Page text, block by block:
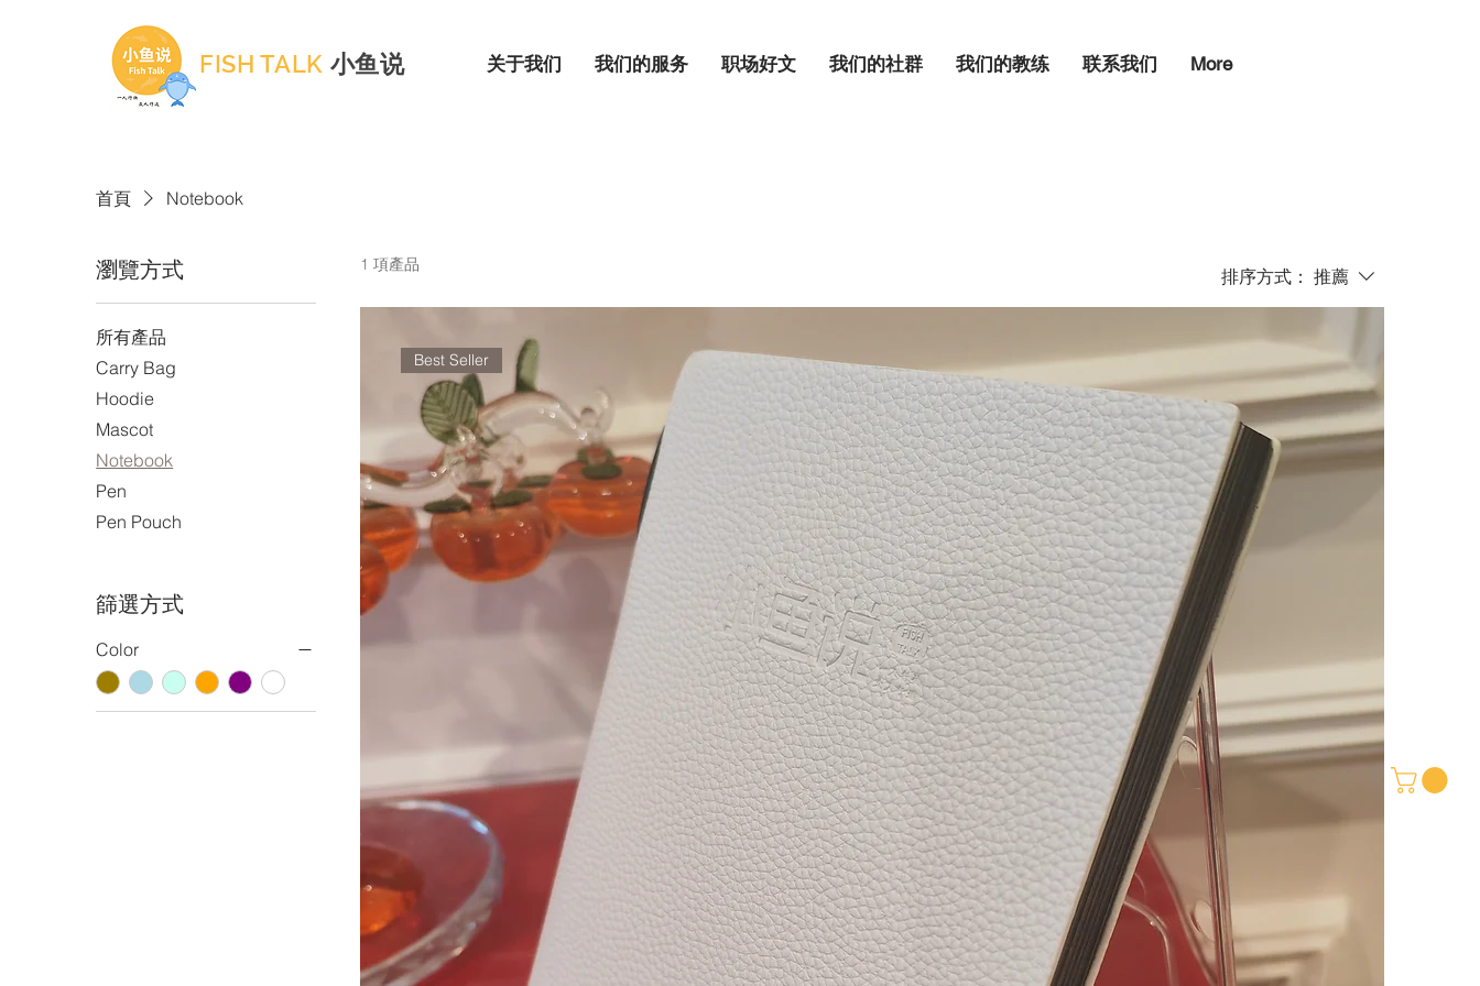
FISH TALK 小鱼说 关于我们 我们的服务 职场好文 我们的社群 我们的教练 联系我们 More
首頁 Notebook
瀏覽方式
所有產品
Carry Bag
Hoodie
Mascot
Notebook
Pen
Pen Pouch
篩選方式
Color
1 項產品
排序方式： 推薦
Best Seller